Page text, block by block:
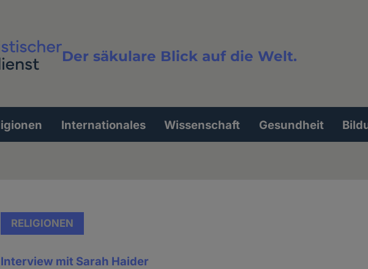
Der säkulare Blick auf die Welt.
Volltextsuche
Internationales Wissenschaft Gesundheit
RELIGIONEN
Interview mit Sarah Haider